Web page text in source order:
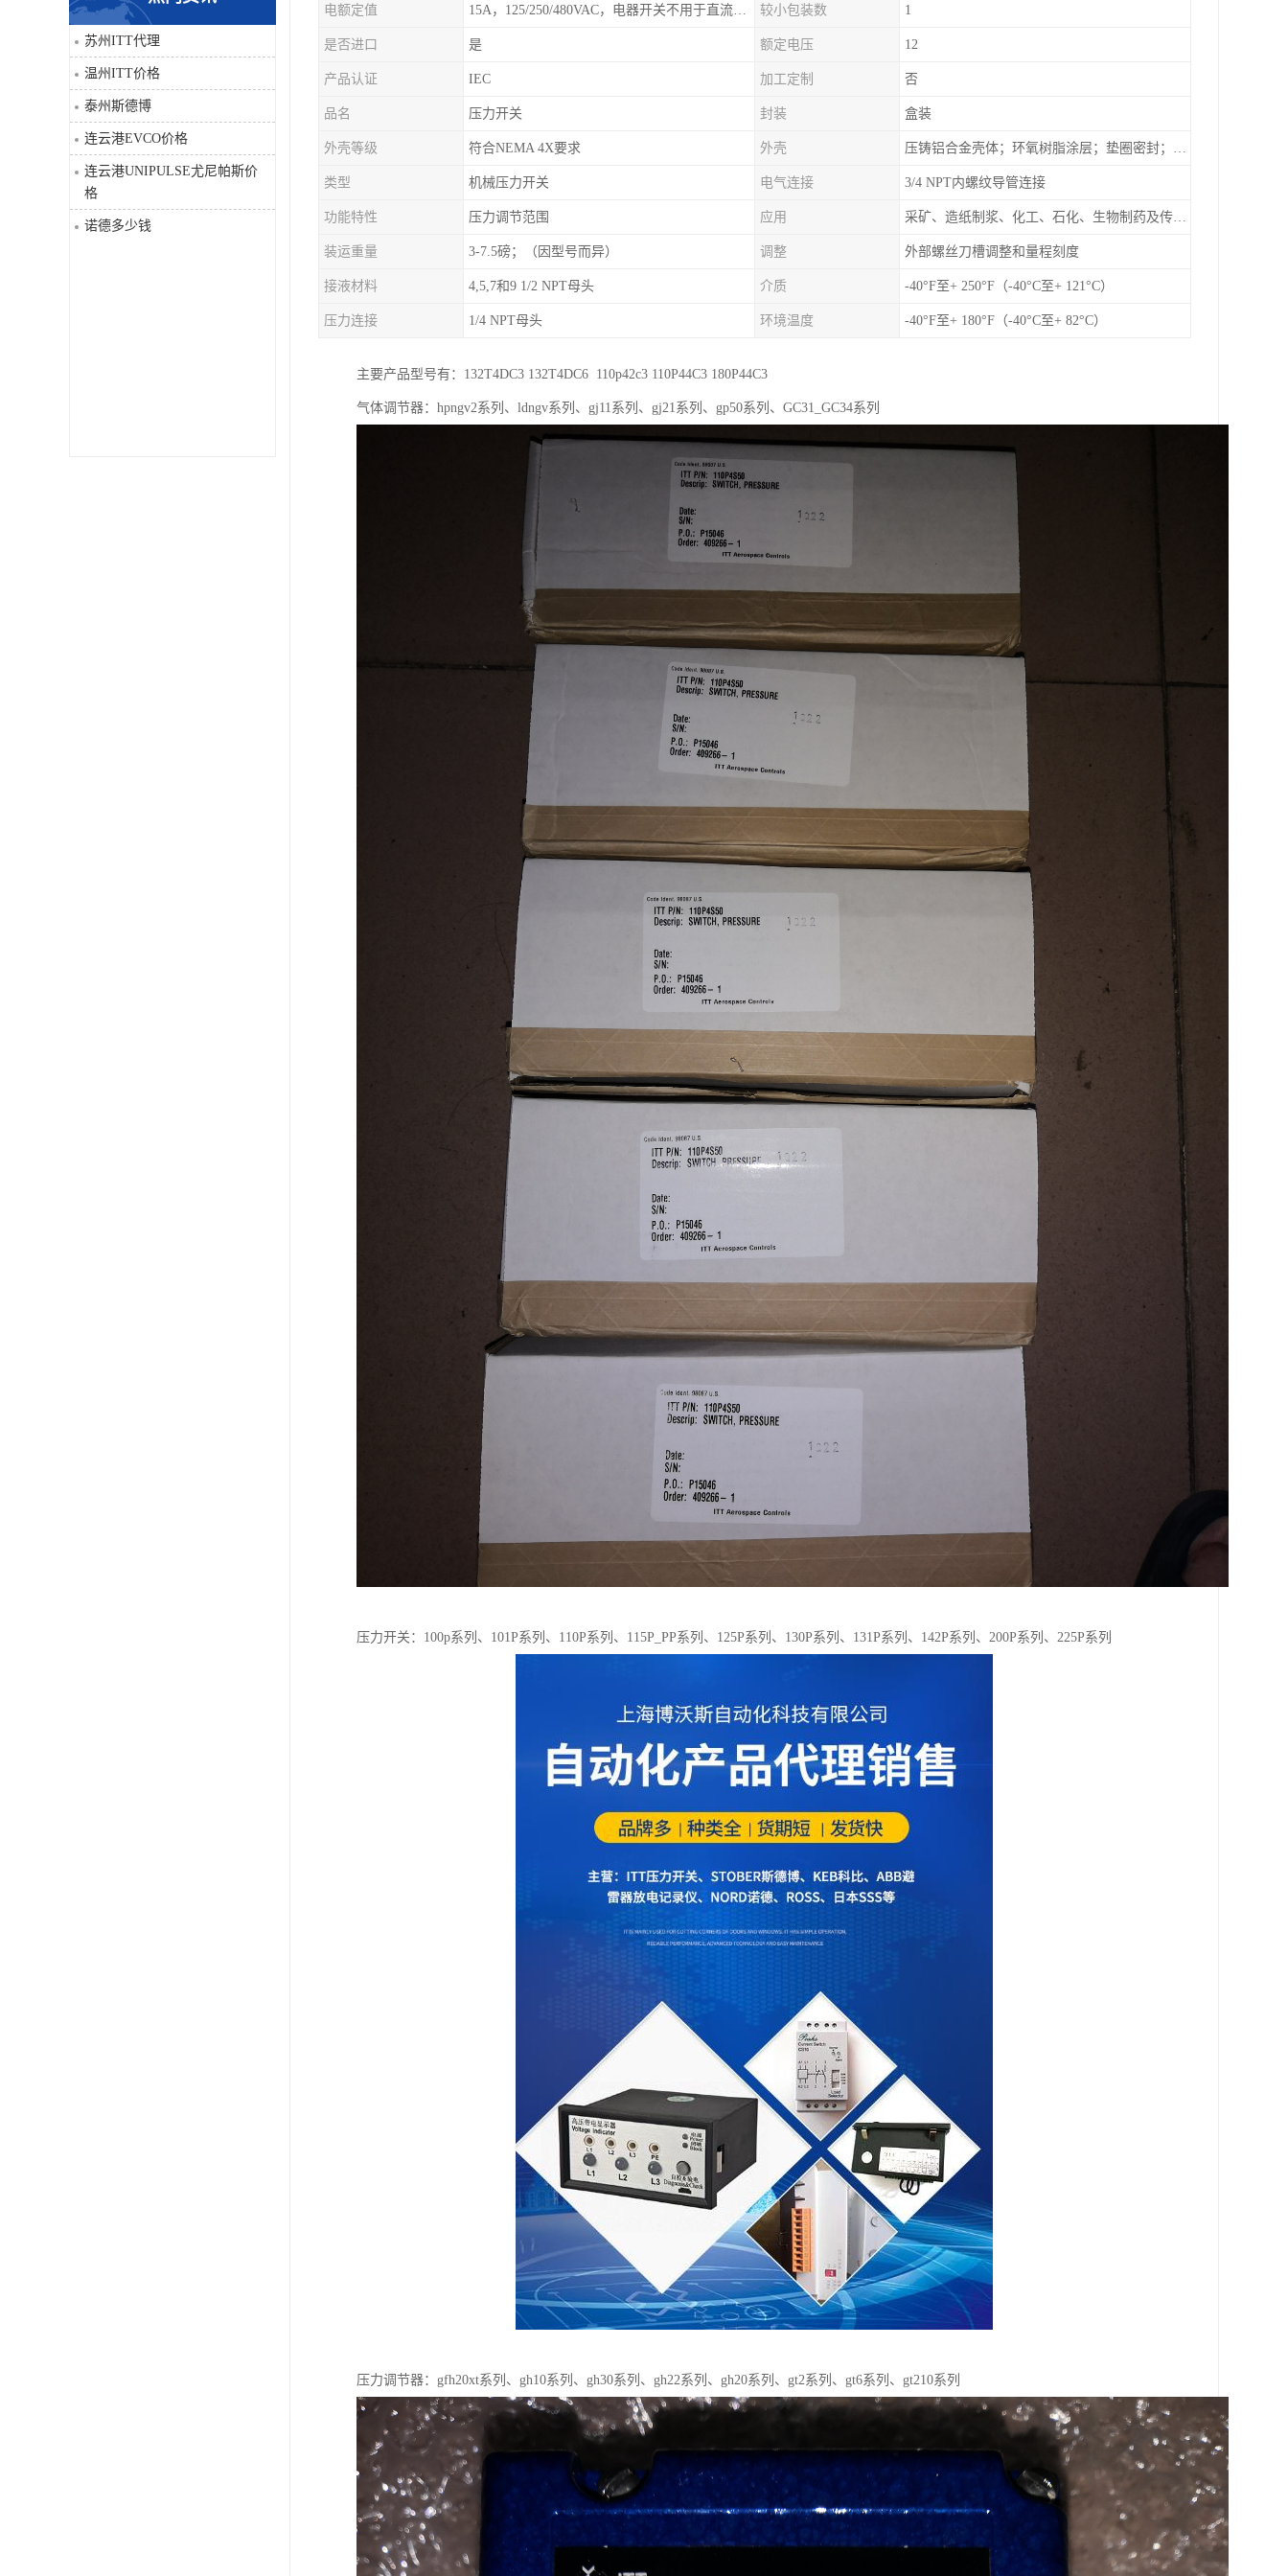
科比
三菱
DRPAG
苏州ITT代理
温州ITT价格
泰州斯德博
连云港EVCO价格
连云港UNIPULSE尤尼帕斯价
格
诺德多少钱
电额定值 15A，125/250/480VAC，电器开关不用于直流电源形式 较小包装数 1
是否进口 是 额定电压 12
产品认证 IEC 加工定制 否
品名 压力开关 封装 盒装
外壳等级 符合NEMA 4X要求 外壳 压铸铝合金壳体；环氧树脂涂层；垫圈密封；卡紧螺丝
类型 机械压力开关 电气连接 3/4 NPT内螺纹导管连接
功能特性 压力调节范围 应用 采矿、造纸制浆、化工、石化、生物制药及传统工业应用领域
装运重量 3-7.5磅；（因型号而异） 调整 外部螺丝刀槽调整和量程刻度
接液材料 4,5,7和9 1/2 NPT母头 介质 -40°F至+ 250°F（-40°C至+ 121°C）
压力连接 1/4 NPT母头 环境温度 -40°F至+ 180°F（-40°C至+ 82°C）
主要产品型号有：132T4DC3 132T4DC6 110p42c3 110P44C3 180P44C3
气体调节器：hpngv2系列、ldngv系列、gj11系列、gj21系列、gp50系列、GC31_GC34系列
压力开关：100p系列、101P系列、110P系列、115P_PP系列、125P系列、130P系列、131P系列、142P系列、200P系列、225P系列
压力调节器：gfh20xt系列、gh10系列、gh30系列、gh22系列、gh20系列、gt2系列、gt6系列、gt210系列